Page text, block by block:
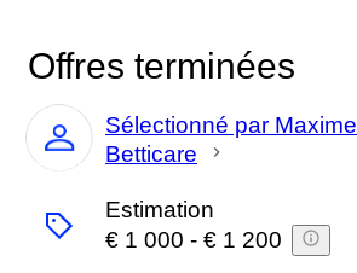
Offres terminées
Expert
Sélectionné par Maxime
Betticare
Estimation
€ 1 000 - € 1 200